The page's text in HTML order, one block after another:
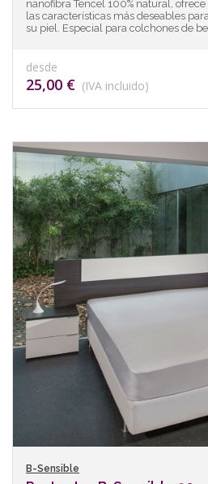
nanofibra Tencel 100% natural,
las características más deseables
su piel. Especial para colchones de
desde
25,00 € (IVA incluido)
B-Sensible